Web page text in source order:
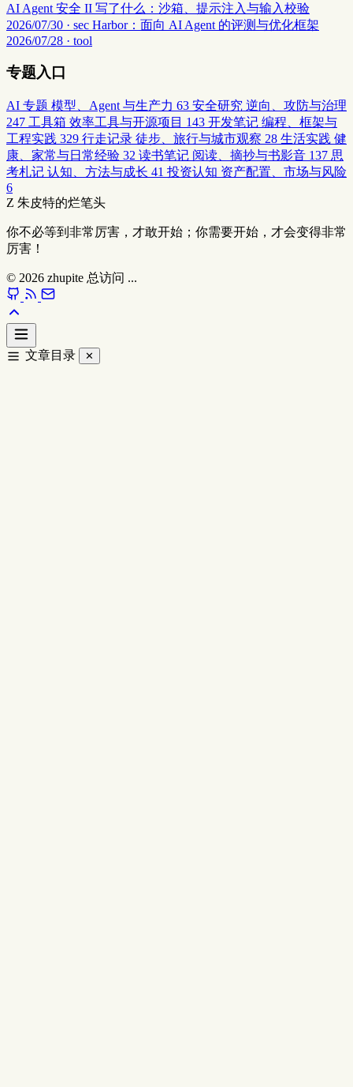
AI Agent 安全 II 写了什么：沙箱、提示注入与输入校验
2026/07/30 · sec Harbor：面向 AI Agent 的评测与优化框架
2026/07/28 · tool
专题入口
AI 专题 模型、Agent 与生产力 63 安全研究 逆向、攻防与治理
247 工具箱 效率工具与开源项目 143 开发笔记 编程、框架与
工程实践 329 行走记录 徒步、旅行与城市观察 28 生活实践 健
康、家常与日常经验 32 读书笔记 阅读、摘抄与书影音 137 思
考札记 认知、方法与成长 41 投资认知 资产配置、市场与风险
6
Z 朱皮特的烂笔头
你不必等到非常厉害，才敢开始；你需要开始，才会变得非常
厉害！
© 2026 zhupite 总访问 ...
文章目录 ✕